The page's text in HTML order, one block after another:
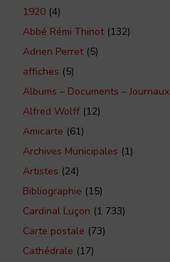
1920 (4)
Abbé Rémi Thinot(132)
Adrien Perret(5)
affiches (5)
Albums – Documents – Journaux
Alfred Wolff (12)
Amicarte (61)
Archives Municipales (1)
Artistes (24)
Bibliographie (15)
Cardinal Luçon (1 733)
Carte postale (73)
Cathédrale (17)